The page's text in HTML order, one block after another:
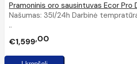
Pramoninis oro sausintuvas Ecor Pro
Našumas: 35l/24h Darbinė
..
€1,599 00